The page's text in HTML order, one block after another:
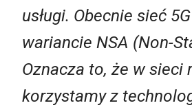
usługi. Obecnie sieć
wariancie NSA (Non-
Oznacza to, że w sieci
korzystamy z